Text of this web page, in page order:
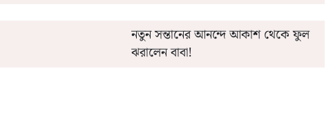
নতুন সন্তানের আনন্দে আকাশ থেকে ফুল
ঝরালেন বাবা!